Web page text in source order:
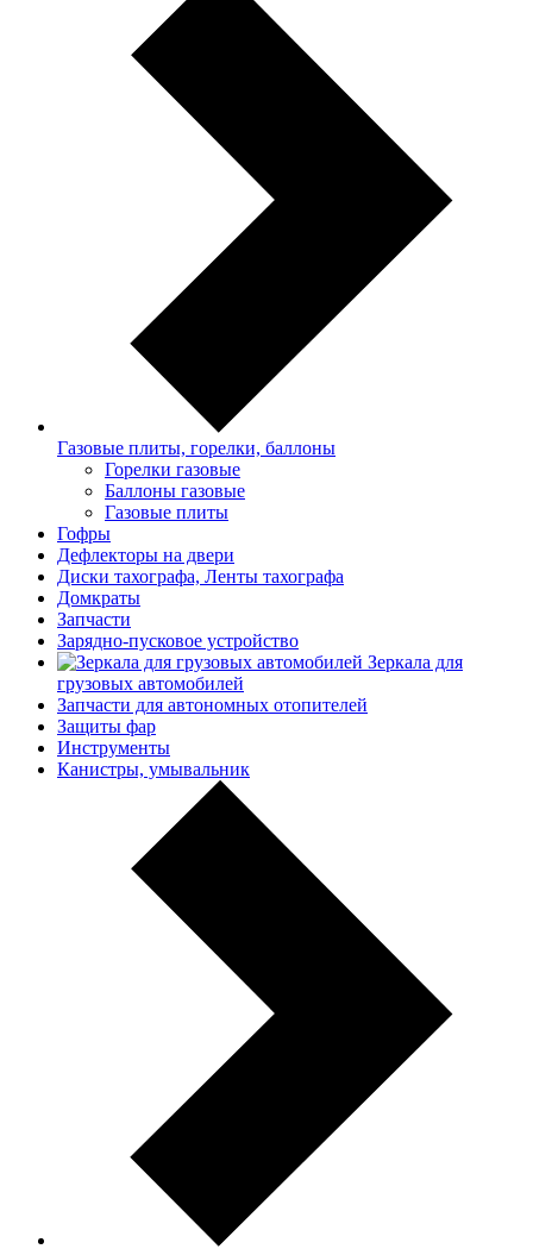
Газовые плиты, горелки, баллоны
Горелки газовые
Баллоны газовые
Газовые плиты
Гофры
Дефлекторы на двери
Диски тахографа, Ленты тахографа
Домкраты
Запчасти
Зарядно-пусковое устройство
Зеркала для
грузовых автомобилей
Запчасти для автономных отопителей
Защиты фар
Инструменты
Канистры, умывальник